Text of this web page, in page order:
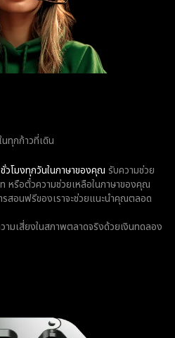
ทุกก้าวที่เดิน
โมงทุกวันในภาษาของคุณ รับความช่วย
หรือตั๋วความช่วยเหลือในภาษาของคุณ
รสอนฟรีของเราจะช่วยแนะนำคุณตลอด
ามเสี่ยงในสภาพตลาดจริงด้วยเงินทดลอง